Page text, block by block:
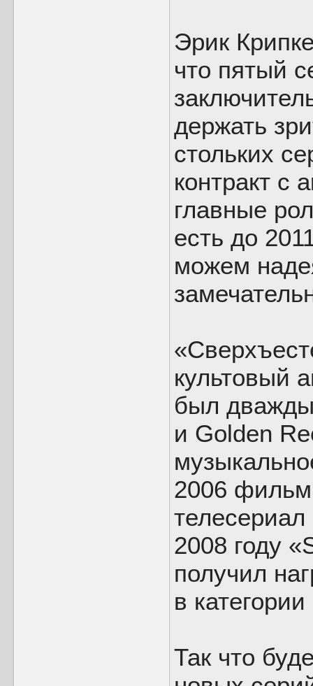
Эрик
что пятый
держать
стольких
контракт с
главные
есть до
можем
культовый
был
и Golden
2006
2008 году
получил
в
Так что